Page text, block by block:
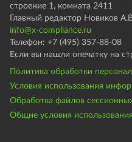
строение 1, комната 2411
Главный редактор Новиков
info@x-compliance.ru
Телефон: +7 (495) 357-88-08
Если вы нашли опечатку на
Политика обработки
Условия использования
Обработка файлов
Общие условия